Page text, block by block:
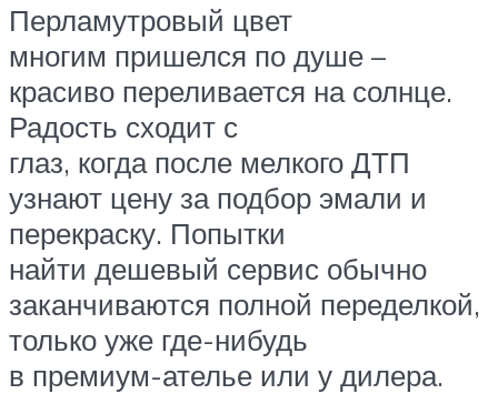
Перламутровый цвет
многим пришелся по душе –
красиво переливается на солнце.
Радость сходит с
глаз, когда после мелкого ДТП
узнают цену за подбор эмали и
перекраску. Попытки
найти дешевый сервис обычно
заканчиваются полной переделкой,
только уже где-нибудь
в премиум-ателье или у дилера.